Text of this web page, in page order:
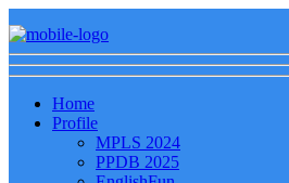
Home
Profile
MPLS 2024
PPDB 2025